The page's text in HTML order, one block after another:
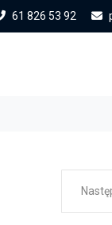
61 826 53 92